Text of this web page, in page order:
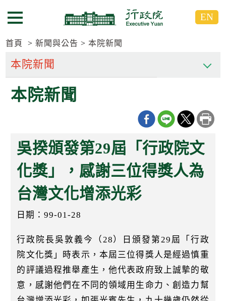
到
要
區
到
要
區
選單按鈕 EN
首頁 新聞與公告 本院新聞
本院新聞
吳揆頒發第29屆「行政院文
化獎」，感謝三位得獎人為
台灣文化增添光彩
日期：99-01-28
行政院長吳敦義今（28）日頒發第29屆「行政
院文化獎」時表示，本屆三位得獎人是經過慎重
的評議過程推舉產生，他代表政府致上誠摯的敬
意，感謝他們在不同的領域用生命力、創造力幫